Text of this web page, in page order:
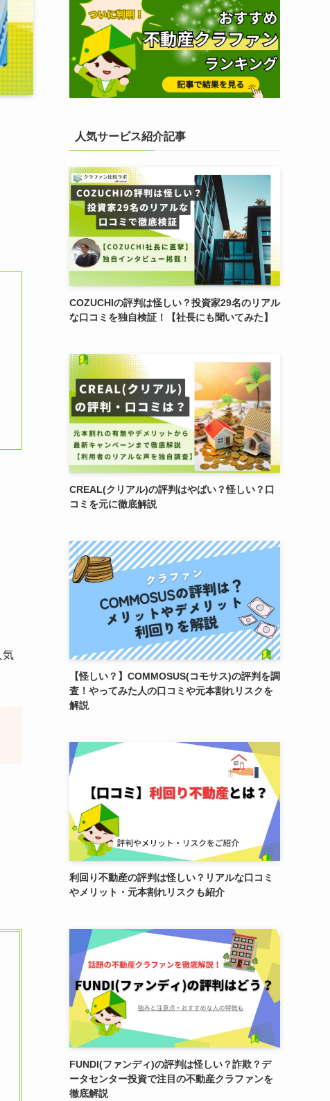
気
人気サービス紹介記事
COZUCHIの評判は怪しい？投資家29名のリアル
な口コミを独自検証！【社長にも聞いてみた】
CREAL(クリアル)の評判はやばい？怪しい？口
コミを元に徹底解説
【怪しい？】COMMOSUS(コモサス)の評判を調
査！やってみた人の口コミや元本割れリスクを
解説
利回り不動産の評判は怪しい？リアルな口コミ
やメリット・元本割れリスクも紹介
FUNDI(ファンディ)の評判は怪しい？詐欺？デ
ータセンター投資で注目の不動産クラファンを
徹底解説